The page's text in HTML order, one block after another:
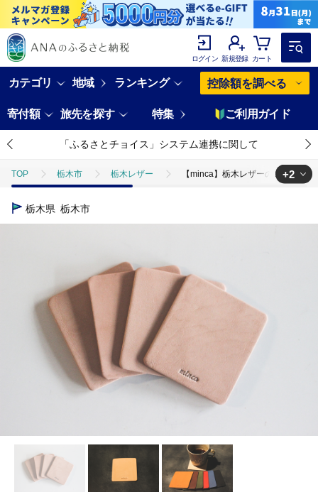
ログイン 新規登録 カート
カテゴリ 地域 ランキング 控除額を調べる
寄付額 旅先を探す 特集 ご利用ガイド
「ふるさとチョイス」システム連携に関して
TOP 栃木市 栃木レザー 【minca】栃木レザーのコースタ
TOP
+2
栃木県 栃木市